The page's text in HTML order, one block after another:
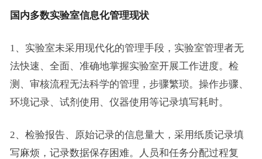
国内多数实验室信息化管理现状
1、实验室未采用现代化的管理手段，实验室管理者无
法快速、全面、准确地掌握实验室开展工作进度。检
测、审核流程无法科学的管理，步骤繁琐。操作步骤、
环境记录、试剂使用、仪器使用等记录填写耗时。
2、检验报告、原始记录的信息量大，采用纸质记录填
写麻烦，记录数据保存困难。人员和任务分配过程复